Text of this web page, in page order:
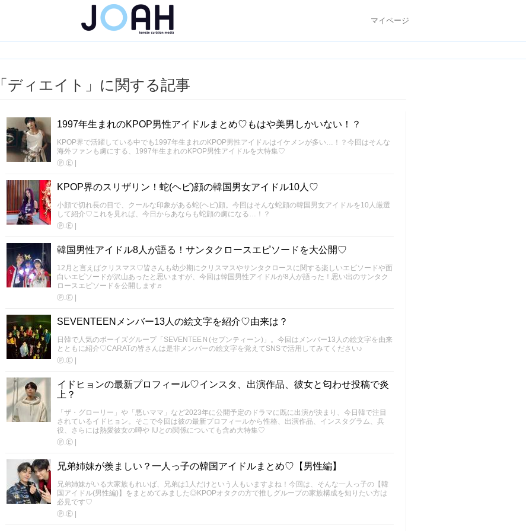
マイページ
「ディエイト」に関する記事
1997年生まれのKPOP男性アイドルまとめ♡もはや美男しかいない！？
KPOP界で活躍している中でも1997年生まれのKPOP男性アイドルはイケメンが多い…！？今回はそんな
海外ファンも虜にする、1997年生まれのKPOP男性アイドルを大特集♡
Ⓟ.Ⓔ|
KPOP界のスリザリン！蛇(ヘビ)顔の韓国男女アイドル10人♡
小顔で切れ長の目で、クールな印象がある蛇(ヘビ)顔。今回はそんな蛇顔の韓国男女アイドルを10人厳選
して紹介♡これを見れば、今日からあならも蛇顔の虜になる…！？
Ⓟ.Ⓔ|
韓国男性アイドル8人が語る！サンタクロースエピソードを大公開♡
12月と言えばクリスマス♡皆さんも幼少期にクリスマスやサンタクロースに関する楽しいエピソードや面
白いエピソードが沢山あったと思いますが、今回は韓国男性アイドルが8人が語った！思い出のサンタク
ロースエピソードを公開します♬
Ⓟ.Ⓔ|
SEVENTEENメンバー13人の絵文字を紹介♡由来は？
日韓で人気のボーイズグループ「SEVENTEEＮ(セブンティーン)」。今回はメンバー13人の絵文字を由来
とともに紹介♡CARATの皆さんは是非メンバーの絵文字を覚えてSNSで活用してみてください♪
Ⓟ.Ⓔ|
イドヒョンの最新プロフィール♡インスタ、出演作品、彼女と匂わせ投稿で炎
上？
「ザ・グローリー」や「悪いママ」など2023年に公開予定のドラマに既に出演が決まり、今日韓で注目
されているイドヒョン。そこで今回は彼の最新プロフィールから性格、出演作品、インスタグラム、兵
役、さらには熱愛彼女の噂や IUとの関係についても含め大特集♡
Ⓟ.Ⓔ|
兄弟姉妹が羨ましい？一人っ子の韓国アイドルまとめ♡【男性編】
兄弟姉妹がいる大家族もれいば、兄弟は1人だけという人もいますよね！今回は、そんな一人っ子の【韓
国アイドル(男性編)】をまとめてみました◎KPOPオタクの方で推しグループの家族構成を知りたい方は
必見です♡
Ⓟ.Ⓔ|